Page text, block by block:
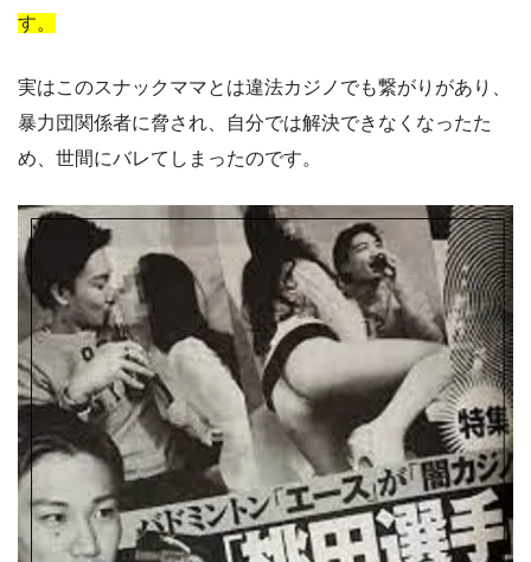
す。
実はこのスナックママとは違法カジノでも繋がりがあり、
暴力団関係者に脅され、自分では解決できなくなったた
め、世間にバレてしまったのです。